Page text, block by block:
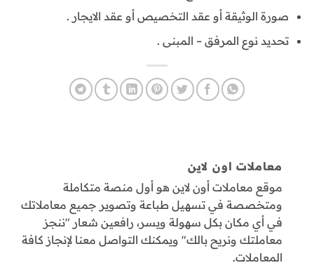
صورة الوثيقة أو عقد التخصيص أو عقد الايجار .
تحديد نوع المرفق – المبنى .
معاملات اون لاين
موقع معاملات أون لاين هو أول منصة متكاملة
ومتخصصة في تسهيل طباعة وتصوير جميع معاملاتك
في أي مكان بكل سهولة ويسر، رافعين شعار "ننجز
معاملتك ونريح بالك" ويمكنك التواصل معنا لإنجاز كافة
المعاملات.